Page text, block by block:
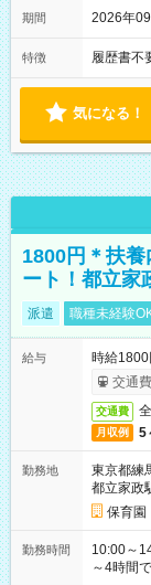
期間 2026年
特徴 履歴書不
気になる！
1800円＊扶
ート！都立家
派遣 職種未経験
給与
時給
交通
交通費
月収例 5
勤務地
東京都練
都立家政
保育園
勤務時間
10:00～
～4時間